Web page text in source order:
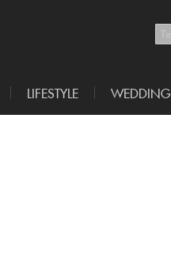
LIFESTYLE WEDDING